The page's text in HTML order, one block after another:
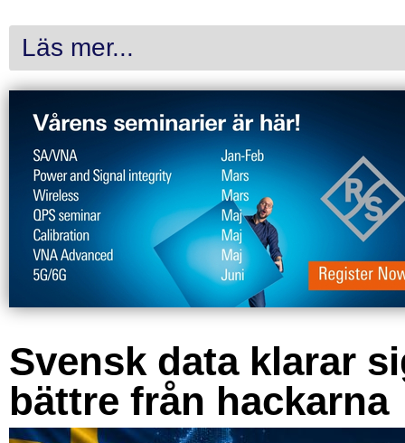
Läs mer...
Svensk data klarar
bättre från hackarna